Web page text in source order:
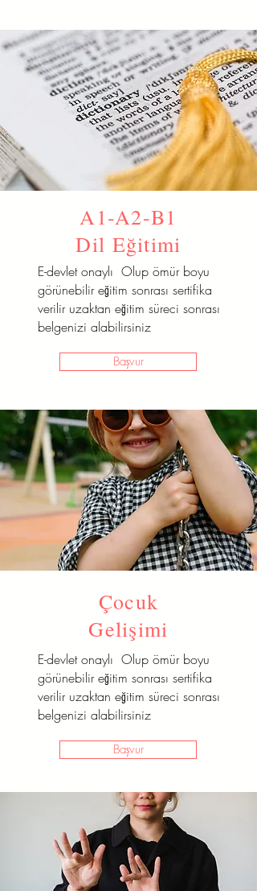
A1-A2-B1
Dil Eğitimi
E-devlet onaylı Olup ömür boyu
görünebilir eğitim sonrası sertifika
verilir uzaktan eğitim süreci sonrası
belgenizi alabilirsiniz
Başvur
Çocuk
Gelişimi
E-devlet onaylı Olup ömür boyu
görünebilir eğitim sonrası sertifika
verilir uzaktan eğitim süreci sonrası
belgenizi alabilirsiniz
Başvur